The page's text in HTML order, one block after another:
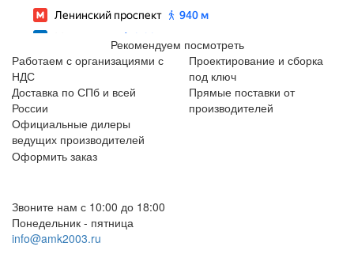
Рекомендуем посмотреть
Работаем с организациями с
НДС
Проектирование и сборка
под ключ
Доставка по СПб и всей
России
Прямые поставки от
производителей
Официальные дилеры
ведущих производителей
Оформить заказ
Звоните нам с 10:00 до 18:00
Понедельник - пятница
info@amk2003.ru